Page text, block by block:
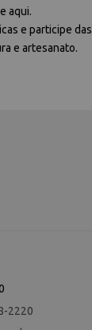
aqui.
e participe das
e artesanato.
2220